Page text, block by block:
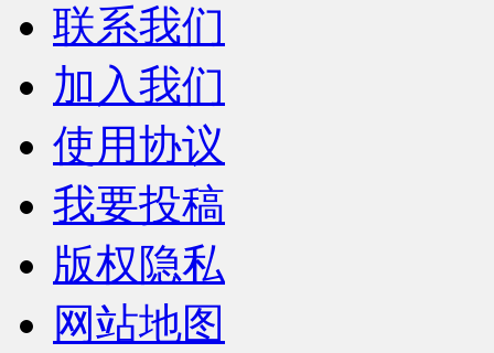
联系我们
加入我们
使用协议
我要投稿
版权隐私
网站地图